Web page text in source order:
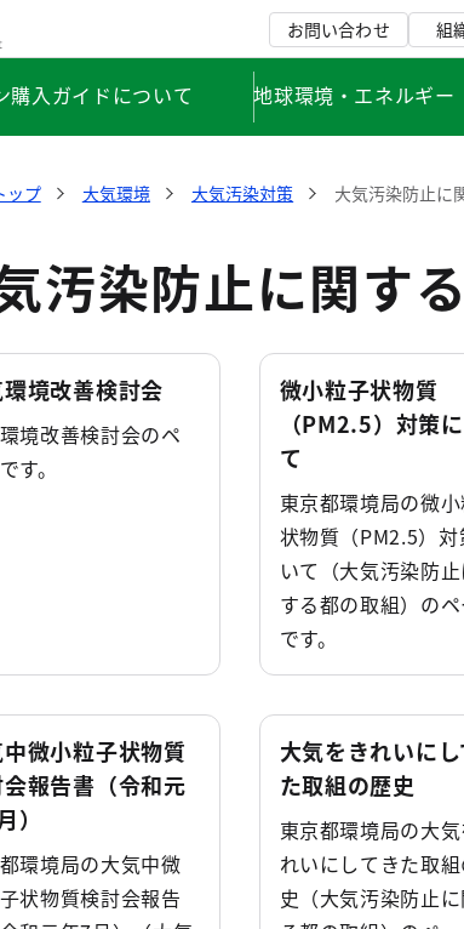
お問い合わせ 組
購入ガイドについて 地球環境・エネルギー
ップ 大気環境 大気汚染対策 大気汚染防止に
汚染防止に関す
境改善検討会
境改善検討会のペ
す。
微小粒子状物質
（PM2.5）対策
て
東京都環境局の微
状物質（PM2.5）対
いて（大気汚染防
する都の取組）の
です。
微小粒子状物質
報告書（令和元
）
環境局の大気中微
状物質検討会報告
大気をきれいにし
た取組の歴史
東京都環境局の大
れいにしてきた取
史（大気汚染防止